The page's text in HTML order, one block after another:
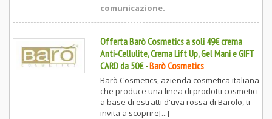
comunicazione.
Offerta Barò Cosmetics a soli 49€ crema
Anti-Cellulite, Crema Lift Up, Gel Mani e GIFT
CARD da 50€-Barò Cosmetics
Barò Cosmetics, azienda cosmetica italiana
che produce una linea di prodotti cosmetici
a base di estratti d'uva rossa di Barolo, ti
invita a scoprire[...]